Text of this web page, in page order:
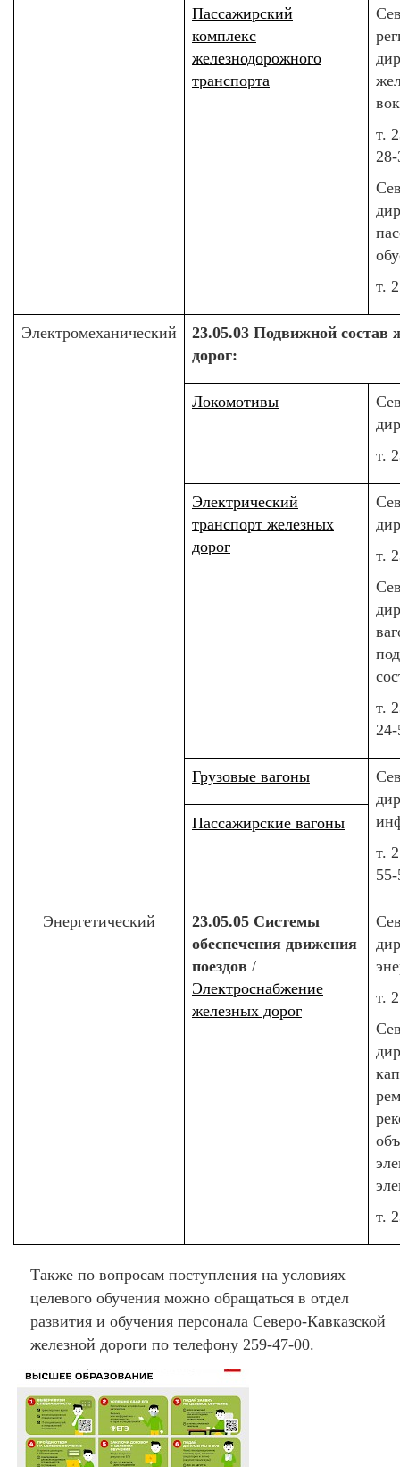
Пассажирский
комплекс
железнодорожного
транспорта
т.
т.
Электромеханический
23.05.03 Подвижной состав
дорог:
Локомотивы
т.
Электрический
транспорт железных
дорог
т.
т.
Грузовые вагоны
т.
Пассажирские вагоны
Энергетический
23.05.05 Системы
обеспечения движения
поездов /
Электроснабжение
железных дорог
т.
т.
Также по вопросам поступления на условиях
целевого обучения можно обращаться в отдел
развития и обучения персонала Северо-Кавказской
железной дороги по телефону 259-47-00.